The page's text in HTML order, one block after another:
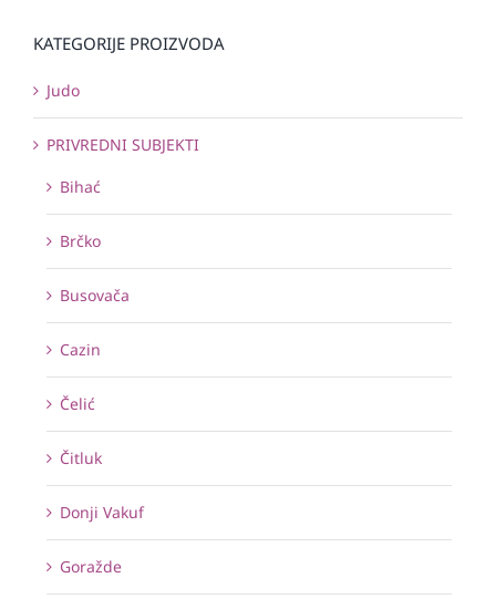
KATEGORIJE PROIZVODA
Judo
PRIVREDNI SUBJEKTI
Bihać
Brčko
Busovača
Cazin
Čelić
Čitluk
Donji Vakuf
Goražde